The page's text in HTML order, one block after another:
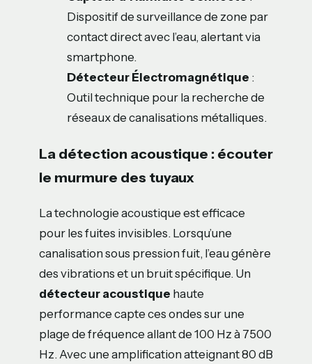
Dispositif de surveillance de zone par
contact direct avec l’eau, alertant via
smartphone.
Détecteur Électromagnétique :
Outil technique pour la recherche de
réseaux de canalisations métalliques.
La détection acoustique : écouter
le murmure des tuyaux
La technologie acoustique est efficace
pour les fuites invisibles. Lorsqu’une
canalisation sous pression fuit, l’eau génère
des vibrations et un bruit spécifique. Un
détecteur acoustique haute
performance capte ces ondes sur une
plage de fréquence allant de 100 Hz à 7500
Hz. Avec une amplification atteignant 80 dB